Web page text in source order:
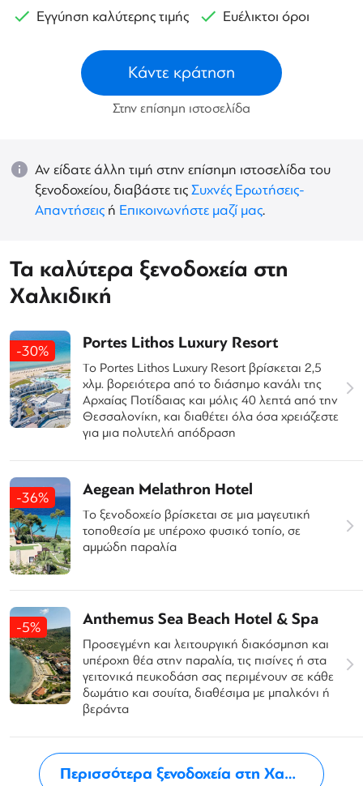
Εγγύηση καλύτερης τιμής
Ευέλικτοι όροι
Κάντε κράτηση
Στην επίσημη ιστοσελίδα
Αν είδατε άλλη τιμή στην επίσημη ιστοσελίδα του
ξενοδοχείου, διαβάστε τιςΣυχνές Ερωτήσεις-
Απαντήσεις ή Επικοινωνήστε μαζί μας.
Τα καλύτερα ξενοδοχεία στη
Χαλκιδική
-30% Portes Lithos Luxury Resort
Το Portes Lithos Luxury Resort βρίσκεται 2,5
χλμ. βορειότερα από το διάσημο κανάλι της
Αρχαίας Ποτίδαιας και μόλις 40 λεπτά από την
Θεσσαλονίκη, και διαθέτει όλα όσα χρειάζεστε
για μια πολυτελή απόδραση
-36% Aegean Melathron Hotel
Το ξενοδοχείο βρίσκεται σε μια μαγευτική
τοποθεσία με υπέροχο φυσικό τοπίο, σε
αμμώδη παραλία
-5% Anthemus Sea Beach Hotel & Spa
Προσεγμένη και λειτουργική διακόσμηση και
υπέροχη θέα στην παραλία, τις πισίνες ή στα
γειτονικά πευκοδάση σας περιμένουν σε κάθε
δωμάτιο και σουίτα, διαθέσιμα με μπαλκόνι ή
βεράντα
Περισσότερα ξενοδοχεία στη Χαλκιδική